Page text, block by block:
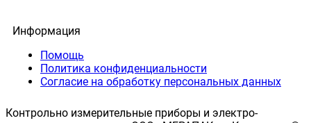
Информация
Помощь
Политика конфиденциальности
Согласие на обработку персональных данных
Контрольно измерительные приборы и электро-